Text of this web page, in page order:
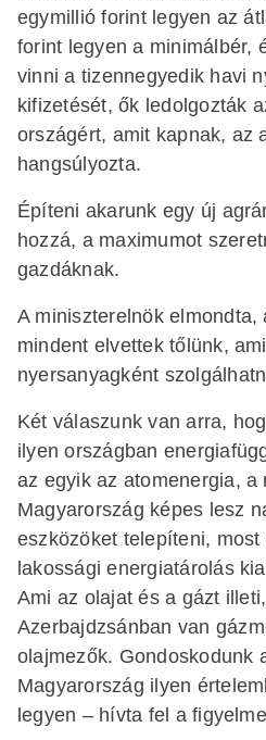
egymillió forint legyen az
forint legyen a minimálbér,
vinni a tizennegyedik havi
kifizetését, ők ledolgozták
országért, amit kapnak, az
hangsúlyozta.
Építeni akarunk egy új
hozzá, a maximumot
gazdáknak.
A miniszterelnök elmondta,
mindent elvettek tőlünk,
nyersanyagként
Két válaszunk van arra,
ilyen országban
az egyik az atomenergia, a
Magyarország képes lesz
eszközöket telepíteni,
lakossági energiatárolás
Ami az olajat és a gázt
Azerbajdzsánban van
olajmezők. Gondoskodunk
Magyarország ilyen
legyen – hívta fel a